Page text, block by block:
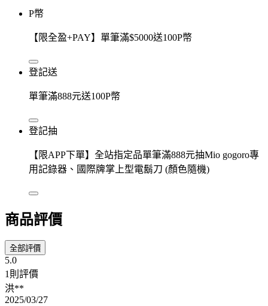
P幣
【限全盈+PAY】單筆滿$5000送100P幣
登記送
單筆滿888元送100P幣
登記抽
【限APP下單】全站指定品單筆滿888元抽Mio gogoro專
用記錄器、國際牌掌上型電鬍刀 (顏色隨機)
商品評價
全部評價
5.0
1則評價
洪**
2025/03/27